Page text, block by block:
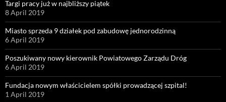
Targi pracy już w najbliższy piątek
8 April 2019
Miasto sprzeda 9 działek pod zabudowę jednorodzinną
6 April 2019
Poszukiwany nowy kierownik Powiatowego Zarządu Dróg
6 April 2019
Fundacja nowym właścicielem spółki prowadzącej szpital!
1 April 2019